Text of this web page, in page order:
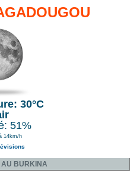
30°C
51%
14km/h
AU BURKINA